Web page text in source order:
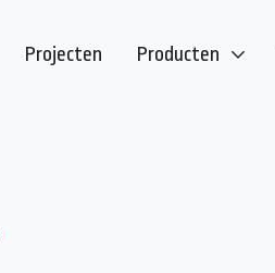
Projecten Producten